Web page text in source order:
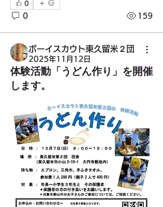
0
0 159
ボーイスカウト東久留米２団
2025年11月12日
体験活動「うどん作り」を開催
します。